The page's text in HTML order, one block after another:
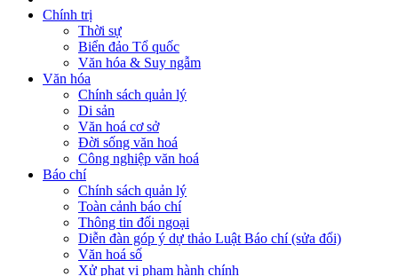
Chính trị
Thời sự
Biển đảo Tổ quốc
Văn hóa & Suy ngẫm
Văn hóa
Chính sách quản lý
Di sản
Văn hoá cơ sở
Đời sống văn hoá
Công nghiệp văn hoá
Báo chí
Chính sách quản lý
Toàn cảnh báo chí
Thông tin đối ngoại
Diễn đàn góp ý dự thảo Luật Báo chí (sửa đổi)
Văn hoá số
Xử phạt vi phạm hành chính